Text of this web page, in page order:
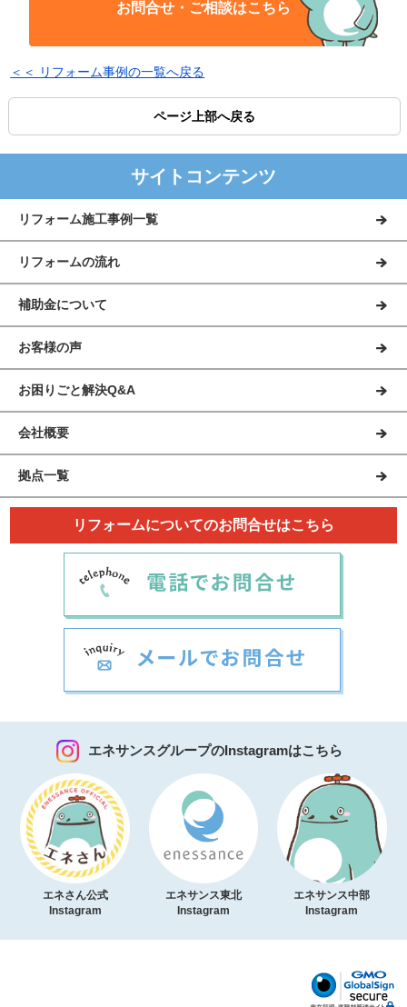
お問合せ・ご相談はこちら
＜＜ リフォーム事例の一覧へ戻る
ページ上部へ戻る
サイトコンテンツ
リフォーム施工事例一覧
リフォームの流れ
補助金について
お客様の声
お困りごと解決Q&A
会社概要
拠点一覧
リフォームについてのお問合せはこちら
エネサンスグループのInstagramはこちら
エネさん公式
Instagram
エネサンス東北
Instagram
エネサンス中部
Instagram